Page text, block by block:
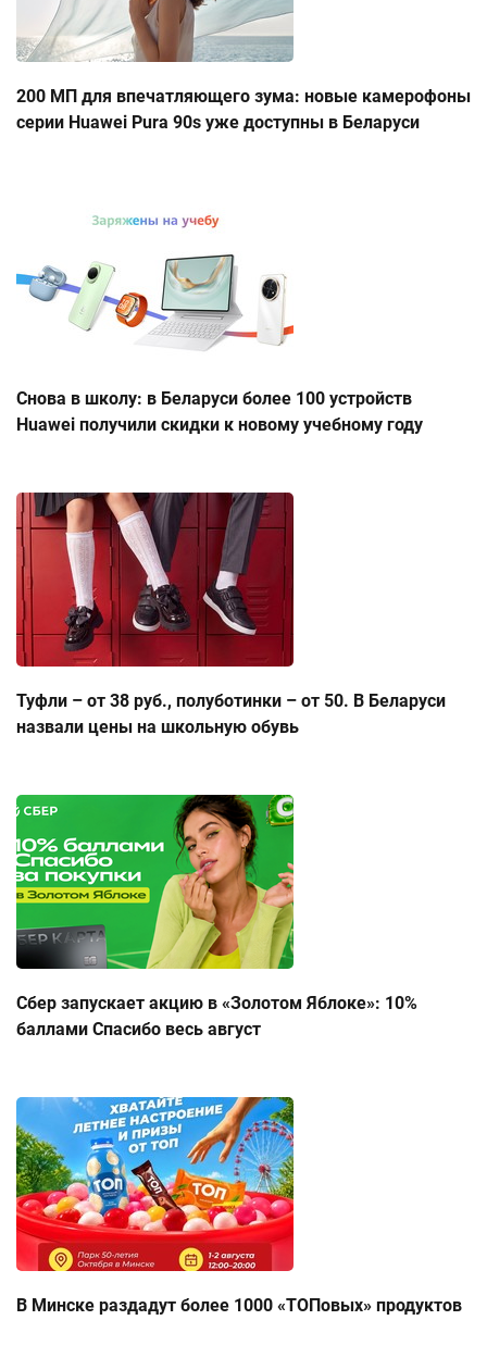
200 МП для впечатляющего зума: новые камерофоны
серии Huawei Pura 90s уже доступны в Беларуси
Снова в школу: в Беларуси более 100 устройств
Huawei получили скидки к новому учебному году
Туфли – от 38 руб., полуботинки – от 50. В Беларуси
назвали цены на школьную обувь
Сбер запускает акцию в «Золотом Яблоке»: 10%
баллами Спасибо весь август
В Минске раздадут более 1000 «ТОПовых» продуктов